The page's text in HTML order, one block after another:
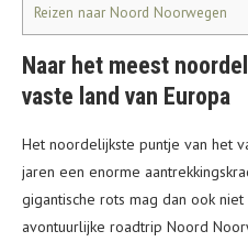
Reizen naar Noord Noorwegen
Naar het meest
vaste land van Europa
Het noordelijkste puntje van het
jaren een enorme
gigantische rots mag dan ook
avontuurlijke roadtrip Noord